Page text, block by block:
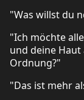
"Was willst du
"Ich möchte
und deine
Ordnung?"
"Das ist mehr